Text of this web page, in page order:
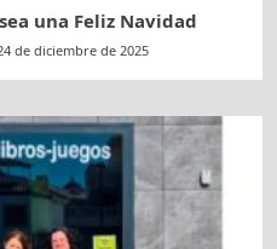
una Feliz Navidad
de diciembre de 2025